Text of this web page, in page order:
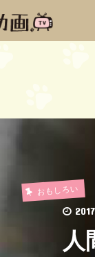
おもしろい
人